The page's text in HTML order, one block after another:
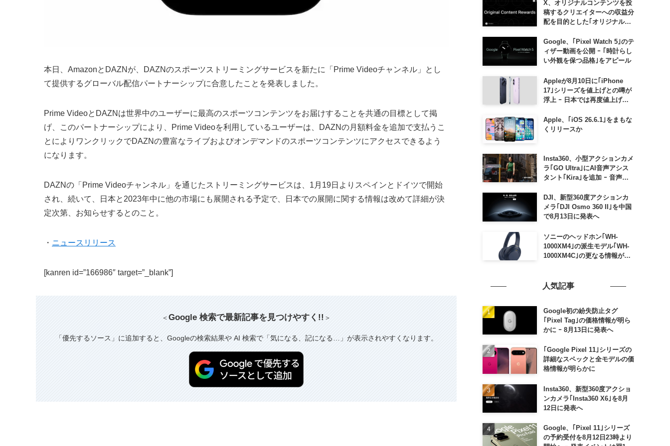
本日、AmazonとDAZNが、DAZNのスポーツストリーミングサービスを新たに「Prime Videoチャンネル」とし
て提供するグローバル配信パートナーシップに合意したことを発表しました。
Prime VideoとDAZNは世界中のユーザーに最高のスポーツコンテンツをお届けすることを共通の目標として掲
げ、このパートナーシップにより、Prime Videoを利用しているユーザーは、DAZNの月額料金を追加で支払うこ
とによりワンクリックでDAZNの豊富なライブおよびオンデマンドのスポーツコンテンツにアクセスできるよう
になります。
DAZNの「Prime Videoチャンネル」を通じたストリーミングサービスは、1月19日よりスペインとドイツで開始
され、続いて、日本と2023年中に他の市場にも展開される予定で、日本での展開に関する情報は改めて詳細が決
定次第、お知らせするとのこと。
・ ニュースリリース
[kanren id=”166986″ target=”_blank”]
＜Google 検索で最新記事を見つけやすく!! ＞
「優先するソース」に追加すると、Googleの検索結果や AI 検索で「気になる、記になる…」が表示されやすくなります。
X、オリジナルコンテンツを投
稿するクリエイターへの収益分
配を目的とした｢オリジナルコ
入へ ｰ 従来の｢収益分配｣は廃
止
Google、｢Pixel Watch 5｣のテ
ィザー動画を公開 ｰ ｢時計らし
い外観を保つ品格｣をアピール
Appleが8月10日に｢iPhone
17｣シリーズを値上げとの噂が
浮上 ｰ 日本では再度値上げの
Apple、｢iOS 26.6.1｣をまもな
くリリースか
Insta360、小型アクションカメ
ラ｢GO Ultra｣にAI音声アシス
タント｢Kira｣を追加 ｰ 音声で
などが利用可能に
DJI、新型360度アクションカ
メラ｢DJI Osmo 360 II｣を中国
で8月13日に発表へ
ソニーのヘッドホン｢WH-
1000XM4｣の派生モデル｢WH-
1000XM4C｣の更なる情報が明
人気記事
Google初の紛失防止タグ
｢Pixel Tag｣の価格情報が明ら
かに ｰ 8月13日に発表へ
｢Google Pixel 11｣シリーズの
詳細なスペックと全モデルの価
格情報が明らかに
Insta360、新型360度アクショ
ンカメラ｢Insta360 X6｣を8月
12日に発表へ
Google、｢Pixel 11｣シリーズ
の予約受付を8月12日23時より